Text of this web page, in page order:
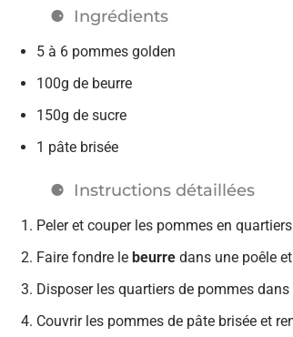
Ingrédients
5 à 6 pommes golden
100g de beurre
150g de sucre
1 pâte brisée
Instructions détaillées
Peler et couper les pommes en
Faire fondre le beurre dans une poêle
Disposer les quartiers de pommes dans
Couvrir les pommes de pâte brisée et